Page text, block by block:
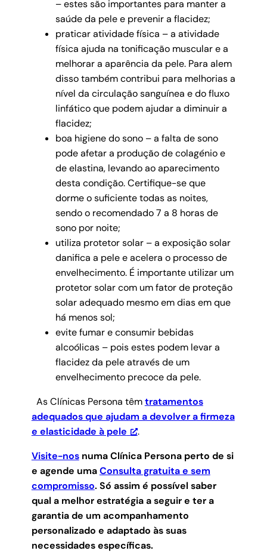
– estes são importantes para manter a
saúde da pele e prevenir a flacidez;
praticar atividade física – a atividade
física ajuda na tonificação muscular e a
melhorar a aparência da pele. Para alem
disso também contribui para melhorias a
nível da circulação sanguínea e do fluxo
linfático que podem ajudar a diminuir a
flacidez;
boa higiene do sono – a falta de sono
pode afetar a produção de colagénio e
de elastina, levando ao aparecimento
desta condição. Certifique-se que
dorme o suficiente todas as noites,
sendo o recomendado 7 a 8 horas de
sono por noite;
utiliza protetor solar – a exposição solar
danifica a pele e acelera o processo de
envelhecimento. É importante utilizar um
protetor solar com um fator de proteção
solar adequado mesmo em dias em que
há menos sol;
evite fumar e consumir bebidas
alcoólicas – pois estes podem levar a
flacidez da pele através de um
envelhecimento precoce da pele.
As Clínicas Persona têmtratamentos
adequados que ajudam a devolver a firmeza
e elasticidade à pele
.
Visite-nosnuma Clínica Persona perto de si
e agende umaConsulta gratuita e sem
compromisso. Só assim é possível saber
qual a melhor estratégia a seguir e ter a
garantia de um acompanhamento
personalizado e adaptado às suas
necessidades específicas.